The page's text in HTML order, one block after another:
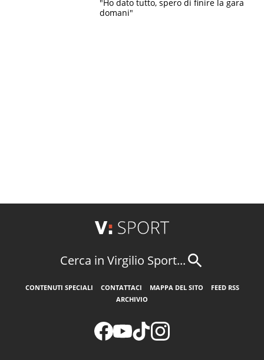
"Ho dato tutto, spero di finire la gara
domani"
Cerca in Virgilio Sport...
CONTENUTI SPECIALI CONTATTACI MAPPA DEL SITO
FEED RSS
ARCHIVIO